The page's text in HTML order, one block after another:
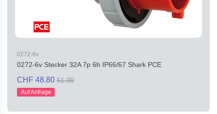
0272-6v
0272-6v Stecker 32A 7p 6h IP66/67 Shark PCE
CHF 48.80 61.00
Auf Anfrage